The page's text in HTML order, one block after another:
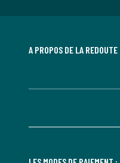
A PROPOS DE LA REDOUTE